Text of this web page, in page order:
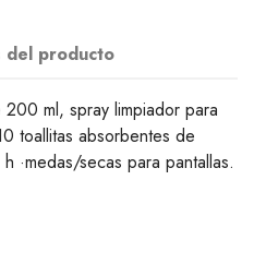
del producto
ml, spray limpiador para
toallitas absorbentes de
·medas/secas para pantallas.